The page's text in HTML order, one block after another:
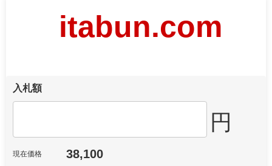
itabun.com
入札額
円
現在価格 38,100